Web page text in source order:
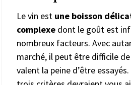
Le vin est une boisson
complexe dont le goût est
nombreux facteurs. Avec
marché, il peut être difficile
valent la peine d’être